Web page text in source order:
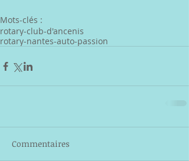
Mots-clés :
rotary-club-d'ancenis
rotary-nantes-auto-passion
Commentaires